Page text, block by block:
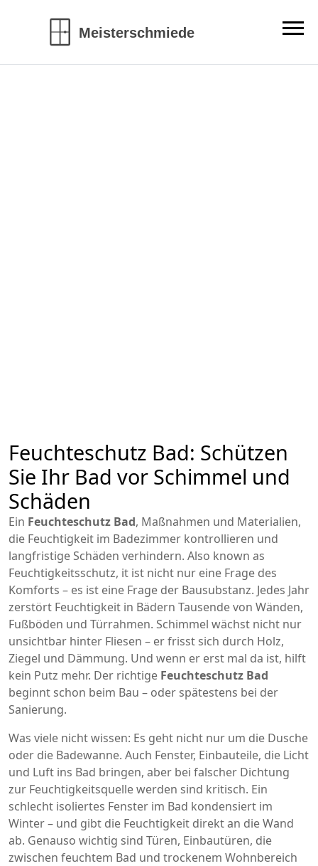
Feuchteschutz Bad: Schützen
Sie Ihr Bad vor Schimmel und
Schäden
Ein Feuchteschutz Bad, Maßnahmen und Materialien,
die Feuchtigkeit im Badezimmer kontrollieren und
langfristige Schäden verhindern. Also known as
Feuchtigkeitsschutz, it ist nicht nur eine Frage des
Komforts – es ist eine Frage der Bausubstanz. Jedes Jahr
zerstört Feuchtigkeit in Bädern Tausende von Wänden,
Fußböden und Türrahmen. Schimmel wächst nicht nur
unsichtbar hinter Fliesen – er frisst sich durch Holz,
Ziegel und Dämmung. Und wenn er erst mal da ist, hilft
kein Putz mehr. Der richtige Feuchteschutz Bad
beginnt schon beim Bau – oder spätestens bei der
Sanierung.
Was viele nicht wissen: Es geht nicht nur um die Dusche
oder die Badewanne. Auch Fenster, Einbauteile, die Licht
und Luft ins Bad bringen, aber bei falscher Dichtung
zur Feuchtigkeitsquelle werden sind kritisch. Ein
schlecht isoliertes Fenster im Bad kondensiert im
Winter – und gibt die Feuchtigkeit direkt an die Wand
ab. Genauso wichtig sind Türen, Einbautüren, die
zwischen feuchtem Bad und trockenem Wohnbereich